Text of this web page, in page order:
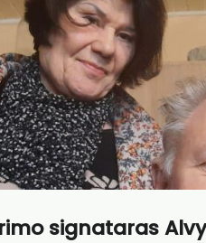
signataras